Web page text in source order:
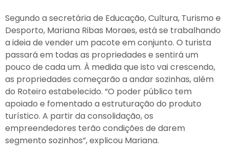
Segundo a secretária de Educação, Cultura, Turismo e
Desporto, Mariana Ribas Moraes, está se trabalhando
a ideia de vender um pacote em conjunto. O turista
passará em todas as propriedades e sentirá um
pouco de cada um. À medida que isto vai crescendo,
as propriedades começarão a andar sozinhas, além
do Roteiro estabelecido. “O poder público tem
apoiado e fomentado a estruturação do produto
turístico. A partir da consolidação, os
empreendedores terão condições de darem
segmento sozinhos”, explicou Mariana.